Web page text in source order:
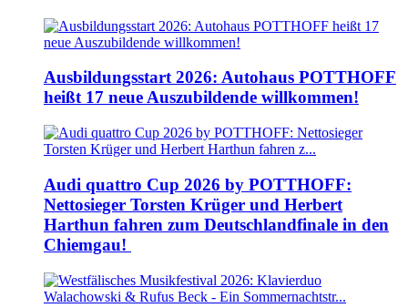
Ausbildungsstart 2026: Autohaus POTTHOFF
heißt 17 neue Auszubildende willkommen!
Audi quattro Cup 2026 by POTTHOFF:
Nettosieger Torsten Krüger und Herbert
Harthun fahren zum Deutschlandfinale in den
Chiemgau!